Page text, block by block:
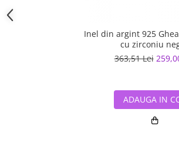
Inel din argint 925
cu zirconiu
363,51 Lei
ADAUGA IN